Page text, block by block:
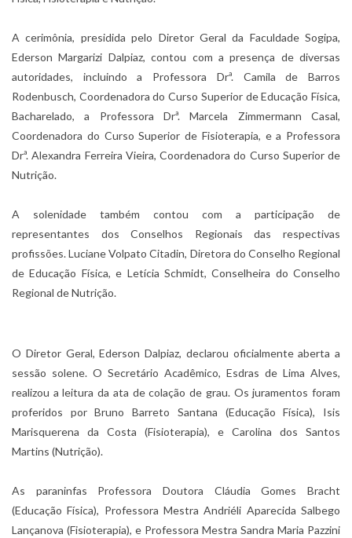
A cerimônia, presidida pelo Diretor Geral da Faculdade Sogipa,
Ederson Margarizi Dalpiaz, contou com a presença de diversas
autoridades, incluindo a Professora Drª. Camila de Barros
Rodenbusch, Coordenadora do Curso Superior de Educação Física,
Bacharelado, a Professora Drª. Marcela Zimmermann Casal,
Coordenadora do Curso Superior de Fisioterapia, e a Professora
Drª. Alexandra Ferreira Vieira, Coordenadora do Curso Superior de
Nutrição.
A solenidade também contou com a participação de
representantes dos Conselhos Regionais das respectivas
profissões. Luciane Volpato Citadin, Diretora do Conselho Regional
de Educação Física, e Letícia Schmidt, Conselheira do Conselho
Regional de Nutrição.
O Diretor Geral, Ederson Dalpiaz, declarou oficialmente aberta a
sessão solene. O Secretário Acadêmico, Esdras de Lima Alves,
realizou a leitura da ata de colação de grau. Os juramentos foram
proferidos por Bruno Barreto Santana (Educação Física), Isis
Marisquerena da Costa (Fisioterapia), e Carolina dos Santos
Martins (Nutrição).
As paraninfas Professora Doutora Cláudia Gomes Bracht
(Educação Física), Professora Mestra Andriéli Aparecida Salbego
Lançanova (Fisioterapia), e Professora Mestra Sandra Maria Pazzini